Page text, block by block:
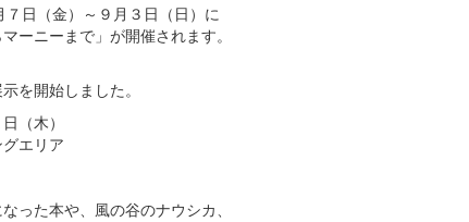
日（金）～９月３日（日）に
ーニーまで」が開催されます。
を開始しました。
（木）
エリア
った本や、風の谷のナウシカ、